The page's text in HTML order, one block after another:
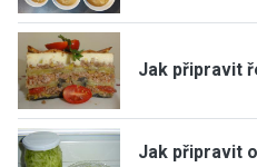
Jak připravit
Jak připravit